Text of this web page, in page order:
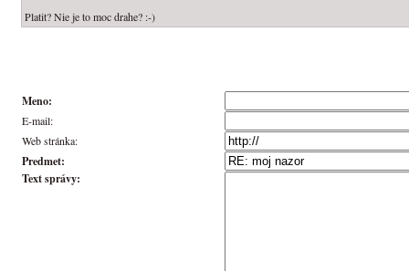
Platit? Nie je to moc drahe? :-)
Meno:
E-mail:
Web stránka:
Predmet:
Text správy: